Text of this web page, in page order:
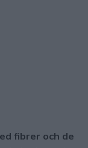
fibrer och de